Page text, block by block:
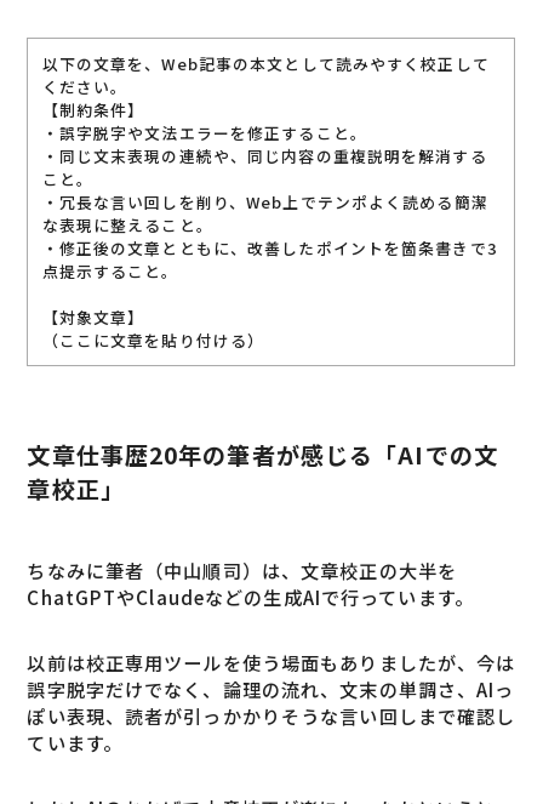
以下の文章を、Web記事の本文として読みやすく校正して
ください。
【制約条件】
・誤字脱字や文法エラーを修正すること。
・同じ文末表現の連続や、同じ内容の重複説明を解消する
こと。
・冗長な言い回しを削り、Web上でテンポよく読める簡潔
な表現に整えること。
・修正後の文章とともに、改善したポイントを箇条書きで3
点提示すること。
【対象文章】
（ここに文章を貼り付ける）
文章仕事歴20年の筆者が感じる「AIでの文
章校正」
ちなみに筆者（中山順司）は、文章校正の大半を
ChatGPTやClaudeなどの生成AIで行っています。
以前は校正専用ツールを使う場面もありましたが、今は
誤字脱字だけでなく、論理の流れ、文末の単調さ、AIっ
ぽい表現、読者が引っかかりそうな言い回しまで確認し
ています。